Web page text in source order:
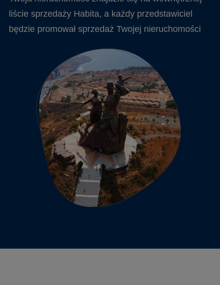
liście sprzedaży Habita, a każdy przedstawiciel
będzie promował sprzedaż Twojej nieruchomości